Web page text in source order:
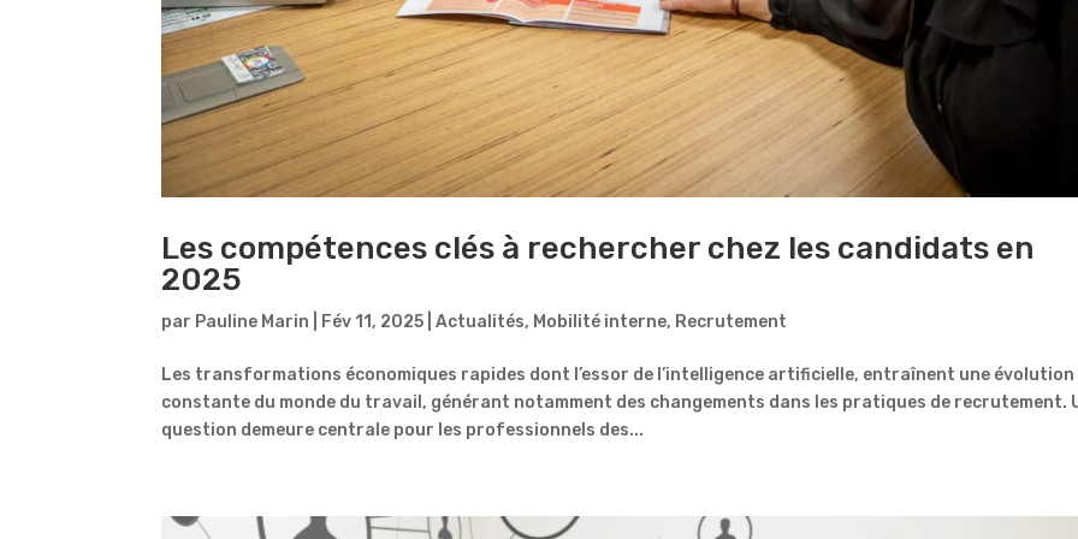
Les compétences clés à rechercher chez les candidats en
2025
par Pauline Marin Fév 11, 2025 |Actualités, Mobilité interne, Recrutement
Les transformations économiques rapides dont l’essor de l’intelligence artificielle, entraînent une évolution
constante du monde du travail, générant notamment des changements dans les pratiques de recrutement.
question demeure centrale pour les professionnels des...